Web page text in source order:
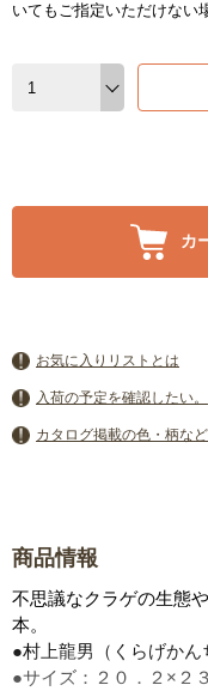
いてもご指定いただけない
カ
お気に入りリストとは
入荷の予定を確認したい。
カタログ掲載の色・柄な
商品情報
不思議なクラゲの生態
本。
●村上龍男（くらげか
●サイズ：２０．２×２